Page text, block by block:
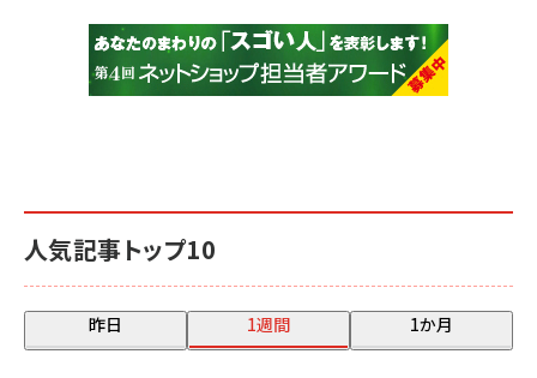
人気記事トップ10
昨日 1週間 1か月